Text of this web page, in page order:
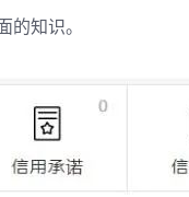
知识。